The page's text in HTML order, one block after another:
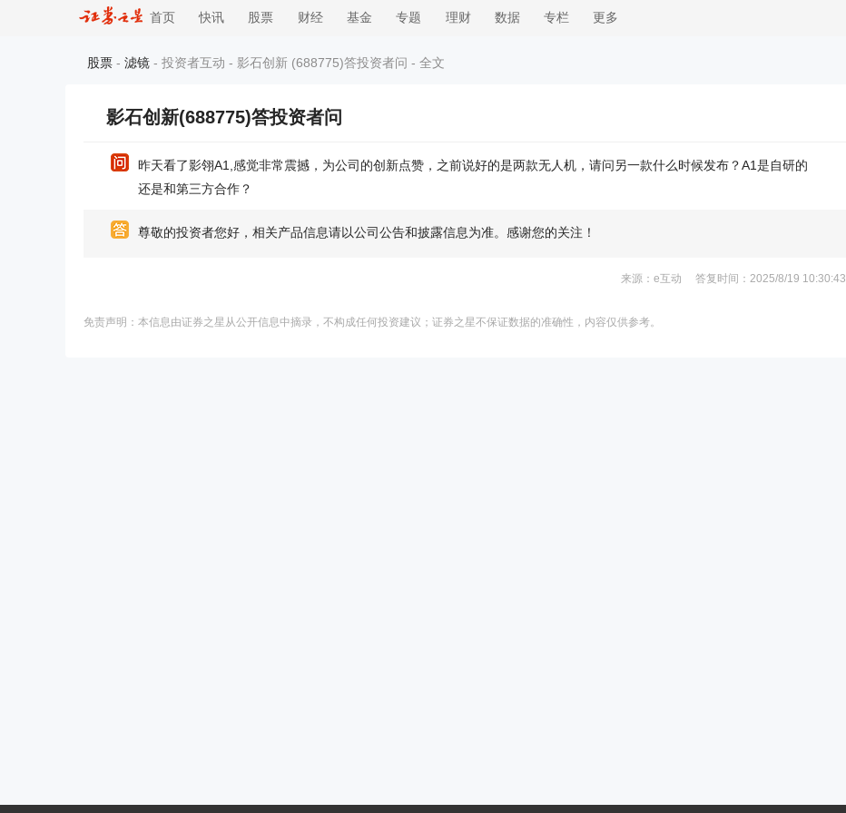
首页 快讯 股票 财经 基金 专题 理财 数据 专栏 更多
股票 - 滤镜 - 投资者互动 - 影石创新 (688775)答投资者问 - 全文
影石创新(688775)答投资者问
昨天看了影翎A1,感觉非常震撼，为公司的创新点赞，之前说好的是两款无人机，请问另一款什么时候发布？A1是自研的
还是和第三方合作？
尊敬的投资者您好，相关产品信息请以公司公告和披露信息为准。感谢您的关注！
来源：e互动 答复时间：2025/8/19 10:30:43
免责声明：本信息由证券之星从公开信息中摘录，不构成任何投资建议；证券之星不保证数据的准确性，内容仅供参考。